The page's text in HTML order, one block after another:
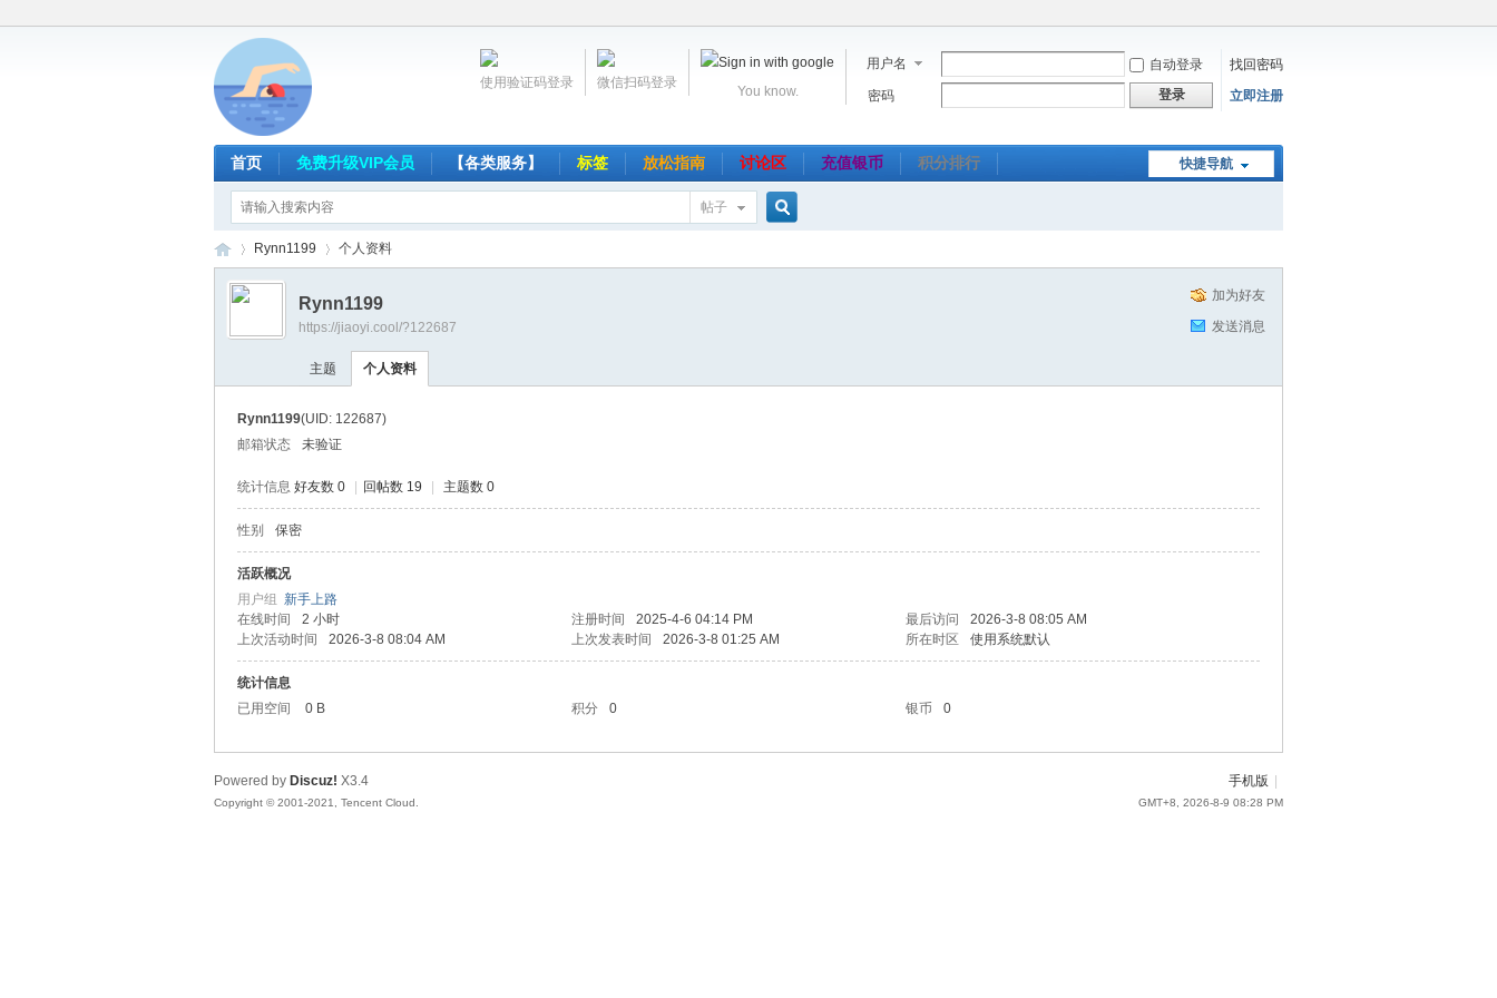
用户名 自动登录
找回密码
密码
登录 立即注册
You know.
微信扫码登录
使用验证码登录
快捷导航
首页 免费升级VIP会员 【各类服务】 标签 放松指南 讨论区 充值银币 积分排行
帖子
网
›
Rynn1199 个人资料
加为好友
发送消息
Rynn1199
https://jiaoyi.cool/?122687
主题 个人资料
Rynn1199(UID: 122687)
邮箱状态
未验证
统计信息 好友数 0 回帖数 19 主题数 0
性别 保密
活跃概况
用户组 新手上路
在线时间
2 小时 注册时间 2025-4-6 04:14 PM 最后访问
2026-3-8 08:05 AM
上次活动时间
2026-3-8 08:04 AM 上次发表时间 2026-3-8 01:25 AM 所在时区 使用系统默认
统计信息
已用空间
0 B 积分 0 银币 0
手机版
GMT+8, 2026-8-9 08:28 PM
Powered by Discuz! X3.4
Copyright © 2001-2021, Tencent Cloud.